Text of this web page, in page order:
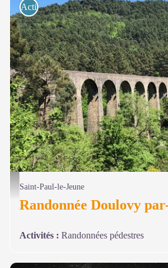
© Guillaume Richelot
Activités de pleine nature
Saint-Paul-le-Jeune
Activités : Randonnées pédestres